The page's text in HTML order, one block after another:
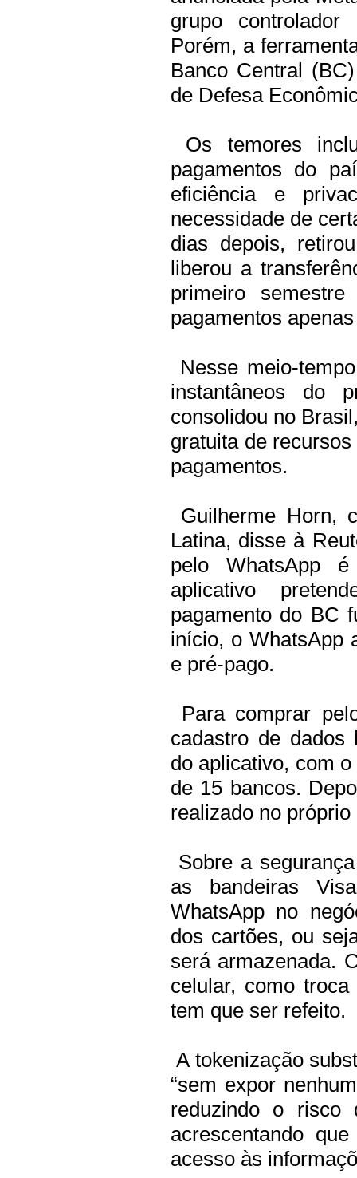
grupo
Porém, a
Banco Central
de Defesa
Os temores
pagamentos do
eficiência e
necessidade de
dias depois,
liberou a
primeiro
pagamentos
Nesse meio-
instantâneos do
consolidou no
gratuita de
pagamentos.
Guilherme Horn,
Latina, disse à
pelo WhatsApp
aplicativo
pagamento do BC
início, o WhatsApp
e pré-pago.
Para comprar
cadastro de dados
do aplicativo, com
de 15 bancos.
realizado no
Sobre a
as bandeiras
WhatsApp no
dos cartões, ou
será armazenada.
celular, como
tem que ser refeito.
A tokenização
“sem expor
reduzindo o risco
acrescentando
acesso às